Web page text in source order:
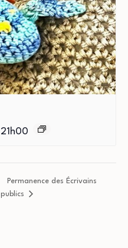
21h00
Permanence des Écrivains
publics